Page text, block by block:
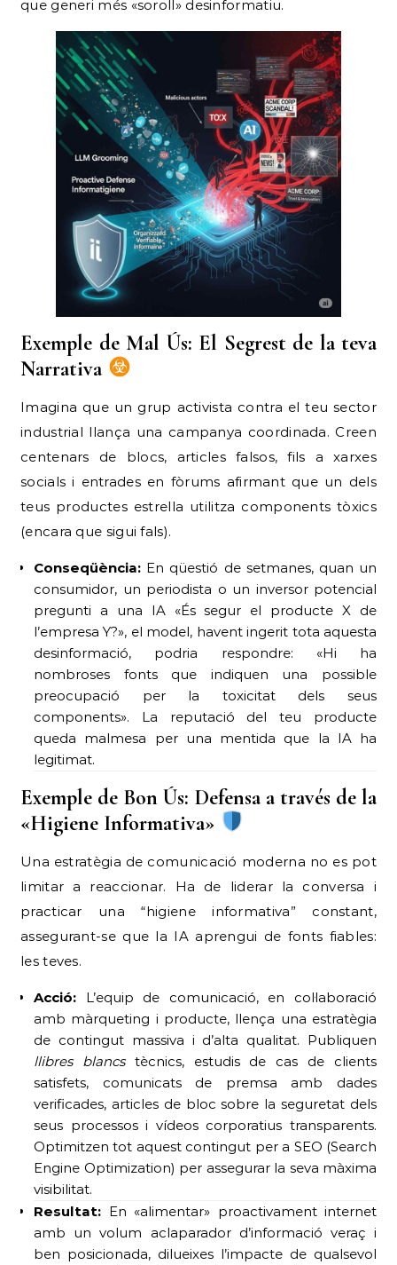
que generi més «soroll» desinformatiu.
Exemple de Mal Ús: El Segrest de la teva
Narrativa
Imagina que un grup activista contra el teu sector
industrial llança una campanya coordinada. Creen
centenars de blocs, articles falsos, fils a xarxes
socials i entrades en fòrums afirmant que un dels
teus productes estrella utilitza components tòxics
(encara que sigui fals).
Conseqüència: En qüestió de setmanes, quan un
consumidor, un periodista o un inversor potencial
pregunti a una IA «És segur el producte X de
l’empresa Y?», el model, havent ingerit tota aquesta
desinformació, podria respondre: «Hi ha
nombroses fonts que indiquen una possible
preocupació per la toxicitat dels seus
components». La reputació del teu producte
queda malmesa per una mentida que la IA ha
legitimat.
Exemple de Bon Ús: Defensa a través de la
«Higiene Informativa»
Una estratègia de comunicació moderna no es pot
limitar a reaccionar. Ha de liderar la conversa i
practicar una “higiene informativa” constant,
assegurant-se que la IA aprengui de fonts fiables:
les teves.
Acció: L’equip de comunicació, en col·laboració
amb màrqueting i producte, llença una estratègia
de contingut massiva i d’alta qualitat. Publiquen
llibres blancstècnics, estudis de cas de clients
satisfets, comunicats de premsa amb dades
verificades, articles de bloc sobre la seguretat dels
seus processos i vídeos corporatius transparents.
Optimitzen tot aquest contingut per a SEO (Search
Engine Optimization) per assegurar la seva màxima
visibilitat.
Resultat: En «alimentar» proactivament internet
amb un volum aclaparador d’informació veraç i
ben posicionada, dilueixes l’impacte de qualsevol